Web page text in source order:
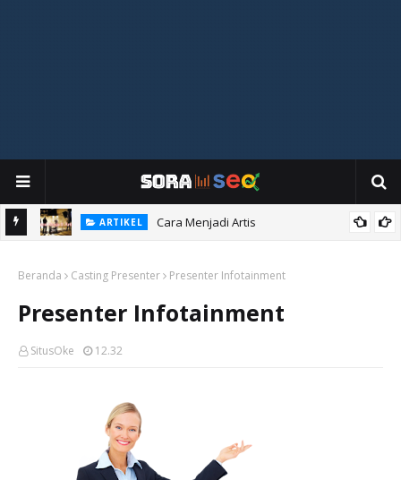
ARTIKEL Cara Menjadi Artis
Beranda Casting Presenter Presenter Infotainment
Presenter Infotainment
SitusOke 12.32